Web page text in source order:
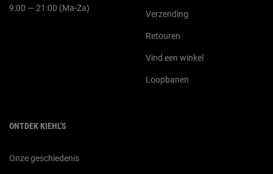
9:00 — 21:00 (Ma-Za)
Verzending
Retouren
Vind een winkel
Loopbanen
ONTDEK KIEHL'S
Onze geschiedenis